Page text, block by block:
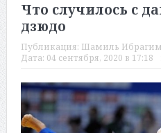
Что случилось с
дзюдо
Публикация: Шамиль
Дата: 04 сентября, 2020 в 17:18